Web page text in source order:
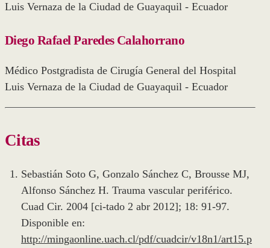
Luis Vernaza de la Ciudad de Guayaquil - Ecuador
Diego Rafael Paredes Calahorrano
Médico Postgradista de Cirugía General del Hospital
Luis Vernaza de la Ciudad de Guayaquil - Ecuador
Citas
Sebastián Soto G, Gonzalo Sánchez C, Brousse MJ,
Alfonso Sánchez H. Trauma vascular periférico.
Cuad Cir. 2004 [ci-tado 2 abr 2012]; 18: 91-97.
Disponible en:
http://mingaonline.uach.cl/pdf/cuadcir/v18n1/art15.p